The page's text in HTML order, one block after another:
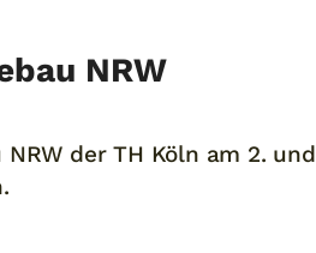
NRW
der TH Köln am 2.